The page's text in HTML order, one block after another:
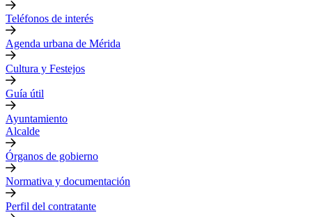
Teléfonos de interés
Agenda urbana de Mérida
Cultura y Festejos
Guía útil
Ayuntamiento
Alcalde
Órganos de gobierno
Normativa y documentación
Perfil del contratante